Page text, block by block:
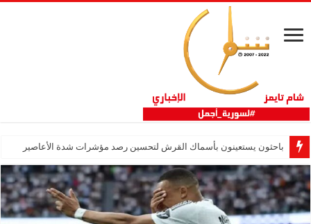
باحثون يستعينون بأسماك القرش لتحسين رصد مؤشرات شدة الأعاصير